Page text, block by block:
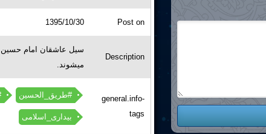
Post on
1395/10/30
Description
سیل عاشقان امام حسین
میشوند.
general.info-
tags
#طریق_الحسین
بیداری_اسلامی